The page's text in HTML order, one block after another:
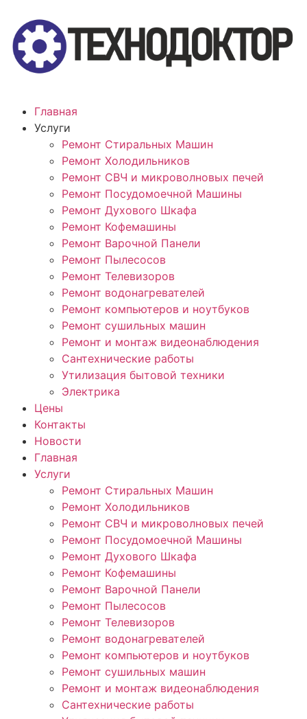
Главная
Услуги
Ремонт Стиральных Машин
Ремонт Холодильников
Ремонт СВЧ и микроволновых печей
Ремонт Посудомоечной Машины
Ремонт Духового Шкафа
Ремонт Кофемашины
Ремонт Варочной Панели
Ремонт Пылесосов
Ремонт Телевизоров
Ремонт водонагревателей
Ремонт компьютеров и ноутбуков
Ремонт сушильных машин
Ремонт и монтаж видеонаблюдения
Сантехнические работы
Утилизация бытовой техники
Электрика
Цены
Контакты
Новости
Главная
Услуги
Ремонт Стиральных Машин
Ремонт Холодильников
Ремонт СВЧ и микроволновых печей
Ремонт Посудомоечной Машины
Ремонт Духового Шкафа
Ремонт Кофемашины
Ремонт Варочной Панели
Ремонт Пылесосов
Ремонт Телевизоров
Ремонт водонагревателей
Ремонт компьютеров и ноутбуков
Ремонт сушильных машин
Ремонт и монтаж видеонаблюдения
Сантехнические работы